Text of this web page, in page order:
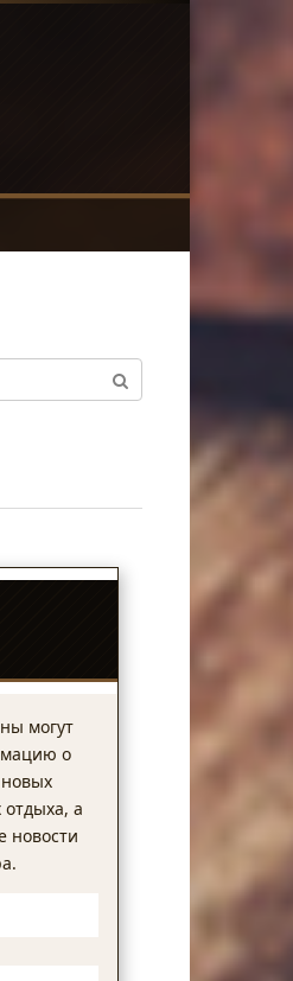
могут
о
а
новости